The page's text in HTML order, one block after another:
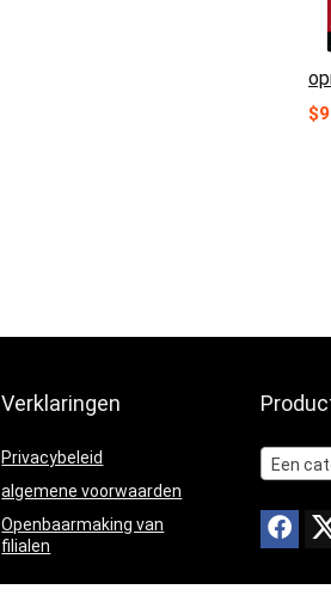
$
Verklaringen
Privacybeleid
algemene voorwaarden
Openbaarmaking van
filialen
Een